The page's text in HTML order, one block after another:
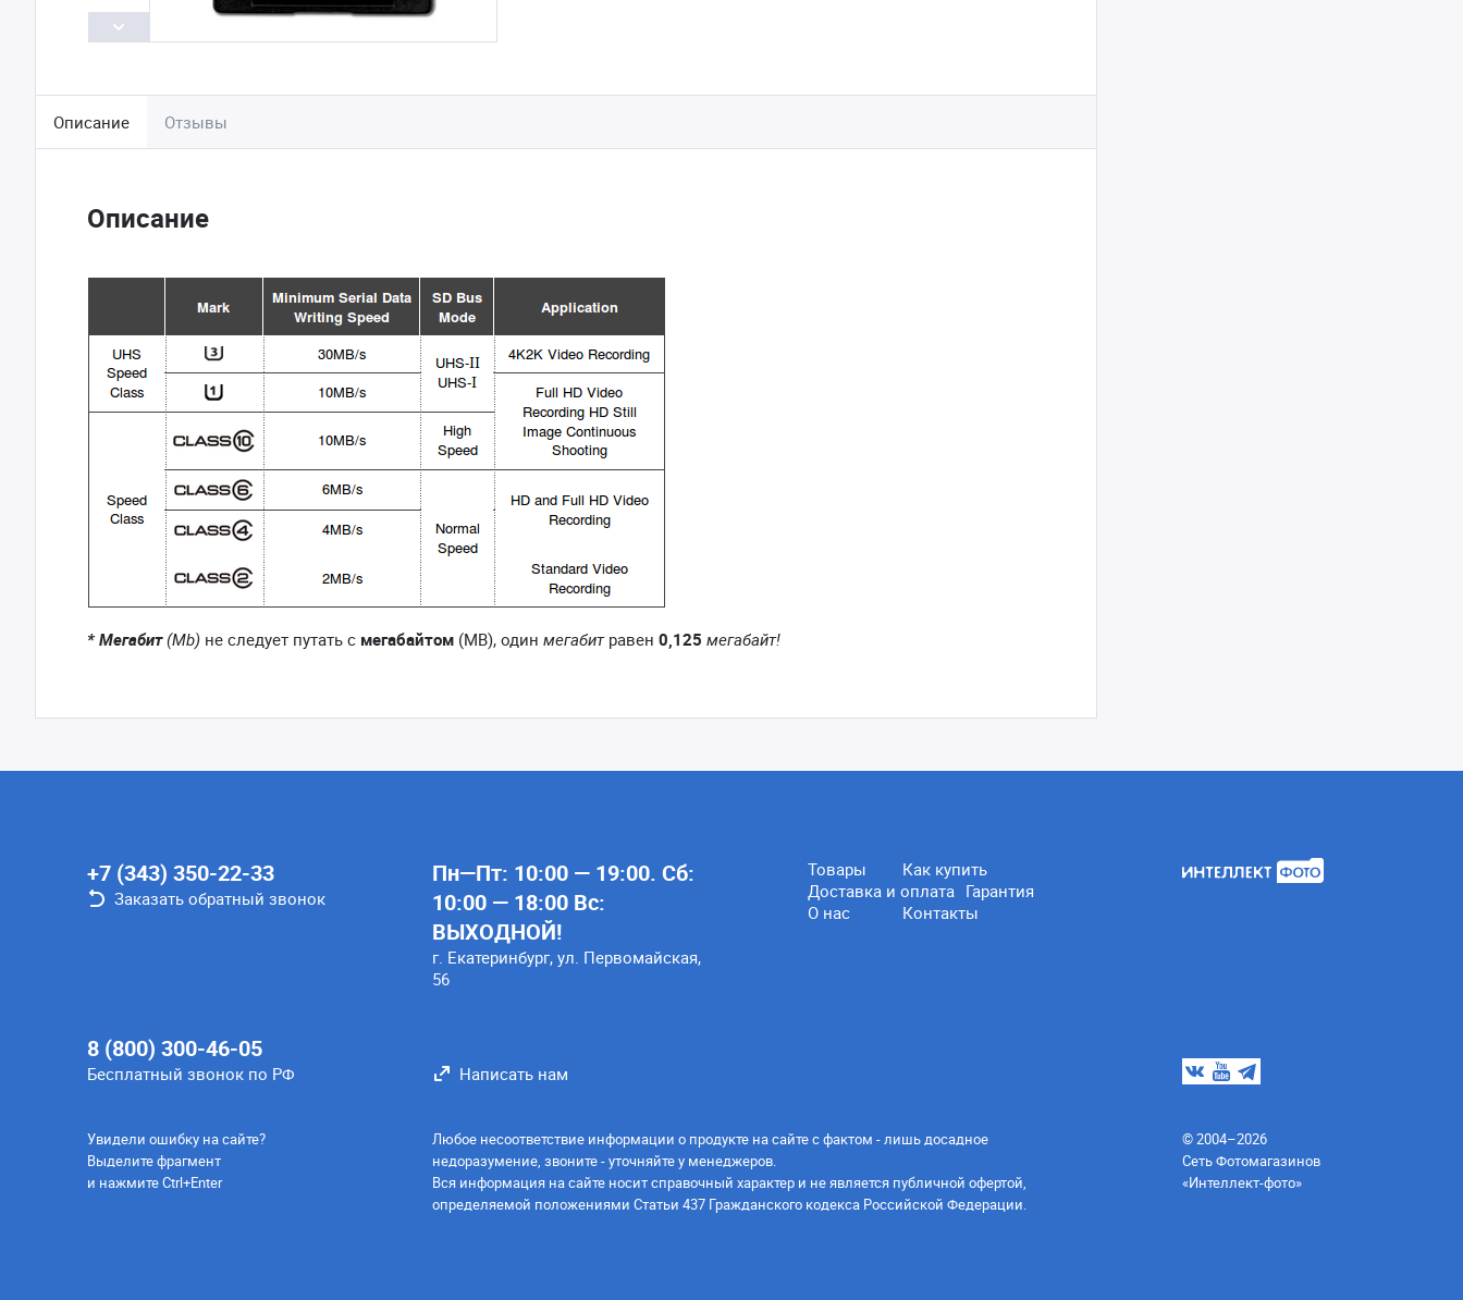
Описание Отзывы
Описание
* Мегабит(Mb) не следует путать с мегабайтом (MB), один мегабитравен 0,125 мегабайт!
+7 (343) 350-22-33
Заказать обратный звонок
8 (800) 300-46-05
Бесплатный звонок по РФ
Пн—Пт: 10:00 — 19:00. Сб:
10:00 — 18:00 Вс:
ВЫХОДНОЙ!
г. Екатеринбург, ул. Первомайская,
56
Товары
Как купить
Доставка и оплата Гарантия
О нас
Контакты
Написать нам
Увидели ошибку на сайте?
Выделите фрагмент
и нажмите Ctrl+Enter
Любое несоответствие информации о продукте на сайте с фактом - лишь досадное
недоразумение, звоните - уточняйте у менеджеров.
Вся информация на сайте носит справочный характер и не является публичной офертой,
определяемой положениями Статьи 437 Гражданского кодекса Российской Федерации.
© 2004–2026
Сеть Фотомагазинов
«Интеллект-фото»